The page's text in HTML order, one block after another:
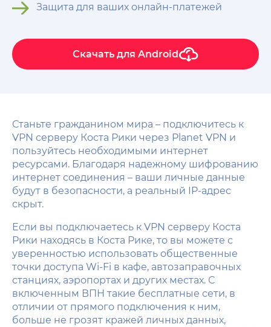
Защита для ваших онлайн-платежей
Скачать для Android
Станьте гражданином мира – подключитесь к
VPN серверу Коста Рики через Planet VPN и
пользуйтесь необходимыми интернет
ресурсами. Благодаря надежному шифрованию
интернет соединения – ваши личные данные
будут в безопасности, а реальный IP-адрес
скрыт.
Если вы подключаетесь к VPN серверу Коста
Рики находясь в Коста Рике, то вы можете с
уверенностью использовать общественные
точки доступа Wi-Fi в кафе, автозаправочных
станциях, аэропортах и других местах. С
включенным ВПН такие бесплатные сети, в
отличии от прямого подключения к ним,
больше не грозят кражей личных данных,